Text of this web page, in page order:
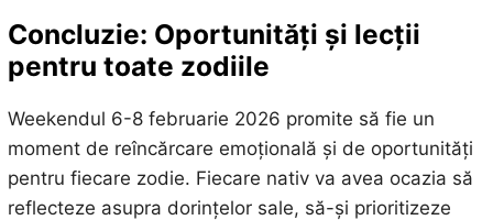
Concluzie: Oportunități și lecții
pentru toate zodiile
Weekendul 6-8 februarie 2026 promite să fie un
moment de reîncărcare emoțională și de oportunități
pentru fiecare zodie. Fiecare nativ va avea ocazia să
reflecteze asupra dorințelor sale, să-și prioritizeze